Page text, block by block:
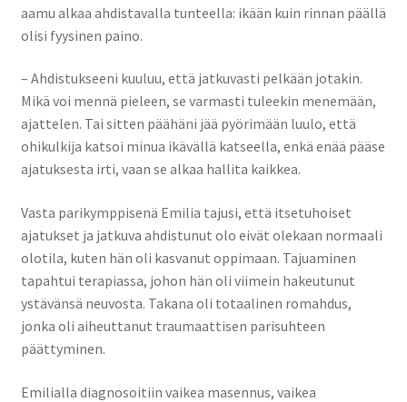
aamu alkaa ahdistavalla tunteella: ikään kuin rinnan päällä
olisi fyysinen paino.
– Ahdistukseeni kuuluu, että jatkuvasti pelkään jotakin.
Mikä voi mennä pieleen, se varmasti tuleekin menemään,
ajattelen. Tai sitten päähäni jää pyörimään luulo, että
ohikulkija katsoi minua ikävällä katseella, enkä enää pääse
ajatuksesta irti, vaan se alkaa hallita kaikkea.
Vasta parikymppisenä Emilia tajusi, että itsetuhoiset
ajatukset ja jatkuva ahdistunut olo eivät olekaan normaali
olotila, kuten hän oli kasvanut oppimaan. Tajuaminen
tapahtui terapiassa, johon hän oli viimein hakeutunut
ystävänsä neuvosta. Takana oli totaalinen romahdus,
jonka oli aiheuttanut traumaattisen parisuhteen
päättyminen.
Emilialla diagnosoitiin vaikea masennus, vaikea